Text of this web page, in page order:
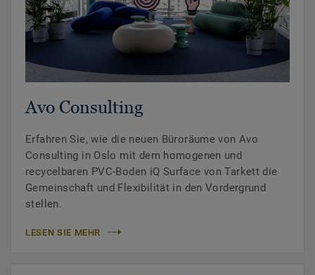
Avo Consulting
Erfahren Sie, wie die neuen Büroräume von Avo
Consulting in Oslo mit dem homogenen und
recycelbaren PVC-Boden iQ Surface von Tarkett die
Gemeinschaft und Flexibilität in den Vordergrund
stellen.
LESEN SIE MEHR